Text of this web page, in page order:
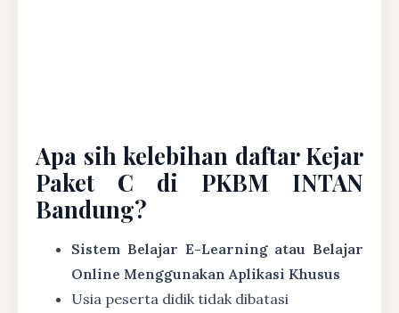
Apa sih kelebihan daftar Kejar
Paket C di PKBM INTAN
Bandung?
Sistem Belajar E-Learning atau Belajar
Online Menggunakan Aplikasi Khusus
Usia peserta didik tidak dibatasi